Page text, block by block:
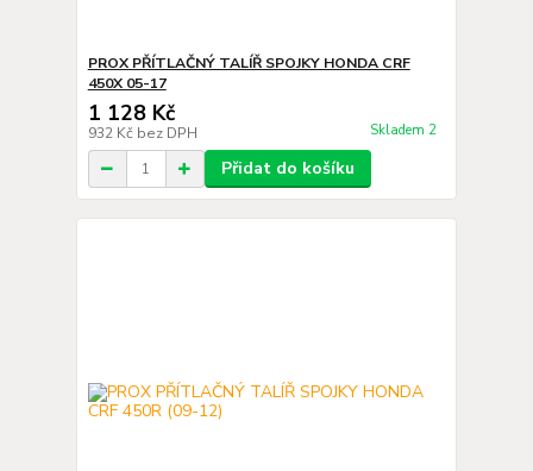
PROX PŘÍTLAČNÝ TALÍŘ SPOJKY HONDA CRF
450X 05-17
1 128 Kč
932 Kč bez DPH Skladem 2
Přidat do košíku